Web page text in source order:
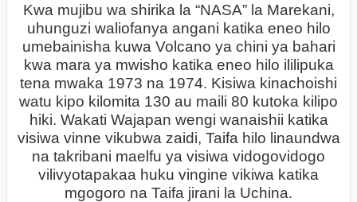
Kwa mujibu wa shirika la “NASA” la Marekani,
uhunguzi waliofanya angani katika eneo hilo
umebainisha kuwa Volcano ya chini ya bahari
kwa mara ya mwisho katika eneo hilo ililipuka
tena mwaka 1973 na 1974. Kisiwa kinachoishi
watu kipo kilomita 130 au maili 80 kutoka kilipo
hiki. Wakati Wajapan wengi wanaishii katika
visiwa vinne vikubwa zaidi, Taifa hilo linaundwa
na takribani maelfu ya visiwa vidogovidogo
vilivyotapakaa huku vingine vikiwa katika
mgogoro na Taifa jirani la Uchina.